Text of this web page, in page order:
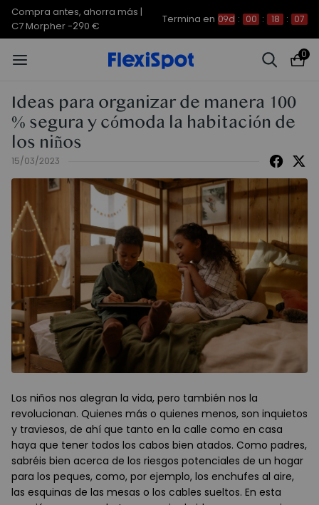
Compra antes, ahorra más |
C7 Morpher -290 €
Termina en 09d : 00 : 18 : 07
0
Ideas para organizar de manera 100
% segura y cómoda la habitación de
los niños
15/03/2023
Los niños nos alegran la vida, pero también nos la
revolucionan. Quienes más o quienes menos, son inquietos
y traviesos, de ahí que tanto en la calle como en casa
haya que tener todos los cabos bien atados. Como padres,
sabréis bien acerca de los riesgos potenciales de un hogar
para los peques, como, por ejemplo, los enchufes al aire,
las esquinas de las mesas o los cables sueltos. En esta